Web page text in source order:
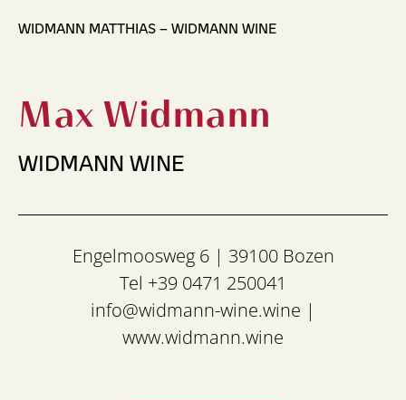
WIDMANN MATTHIAS – WIDMANN WINE
Max Widmann
WIDMANN WINE
Engelmoosweg 6 | 39100 Bozen
Tel +39 0471 250041
info@widmann-wine.wine |
www.widmann.wine